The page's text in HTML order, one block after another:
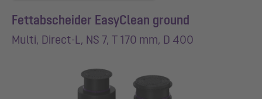
Fettabscheider EasyClean ground
Multi, Direct-L, NS 7, T 170 mm, D 400